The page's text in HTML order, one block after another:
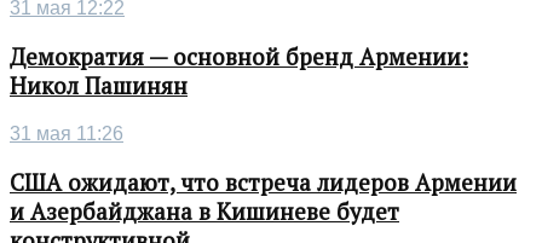
31 мая 12:22
Демократия — основной бренд Армении:
Никол Пашинян
31 мая 11:26
США ожидают, что встреча лидеров Армении
и Азербайджана в Кишиневе будет